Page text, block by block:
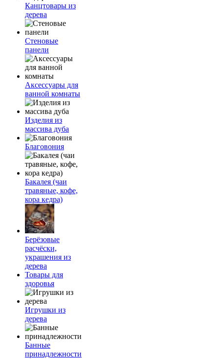
Канцтовары из
дерева
Стеновые
панели
Аксессуары для
ванной комнаты
Изделия из
массива дуба
Благовония
Бакалея (чаи
травяные, кофе,
кора кедра)
Берёзовые
расчёски,
украшения из
дерева
Товары для
здоровья
Игрушки из
дерева
Банные
принадлежности